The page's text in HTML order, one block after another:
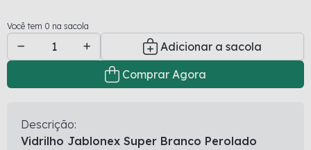
Você tem 0 na sacola
Adicionar a sacola
Comprar Agora
Descrição:
Vidrilho Jablonex Super Branco Perolado